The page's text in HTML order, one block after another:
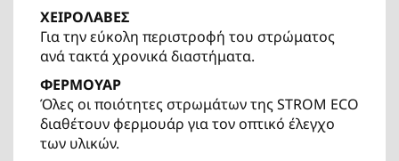
ΧΕΙΡΟΛΑΒΕΣ
Για την εύκολη περιστροφή του στρώματος
ανά τακτά χρονικά διαστήματα.
ΦΕΡΜΟΥΑΡ
Όλες οι ποιότητες στρωμάτων της STROM ECO
διαθέτουν φερμουάρ για τον οπτικό έλεγχο
των υλικών.